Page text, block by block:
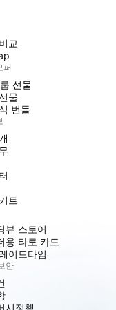
교
퍼
선물
물
번들
트
뷰 스토어
용 타로 카드
이드타임
안
시정책